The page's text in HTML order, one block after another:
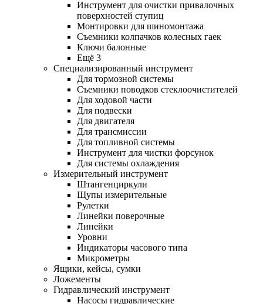
Инструмент для очистки привалочных
поверхностей ступиц
Монтировки для шиномонтажа
Съемники колпачков колесных гаек
Ключи балонные
Ещё 3
Специализированный инструмент
Для тормозной системы
Съемники поводков стеклоочистителей
Для ходовой части
Для подвески
Для двигателя
Для трансмиссии
Для топливной системы
Инструмент для чистки форсунок
Для системы охлаждения
Измерительный инструмент
Штангенциркули
Щупы измерительные
Рулетки
Линейки поверочные
Линейки
Уровни
Индикаторы часового типа
Микрометры
Ящики, кейсы, сумки
Ложементы
Гидравлический инструмент
Насосы гидравлические